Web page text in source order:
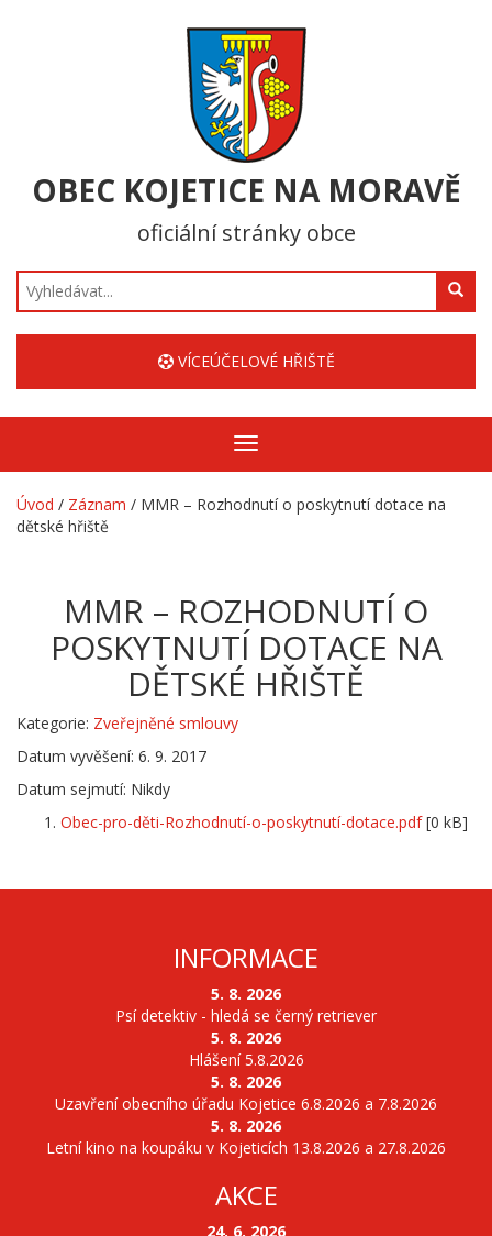
OBEC KOJETICE NA MORAVĚ
oficiální stránky obce
Hledat
VÍCEÚČELOVÉ HŘIŠTĚ
Zobrazit/skrýt
navigaci
Úvod / Záznam / MMR – Rozhodnutí o poskytnutí dotace na
dětské hřiště
MMR – ROZHODNUTÍ O
POSKYTNUTÍ DOTACE NA
DĚTSKÉ HŘIŠTĚ
Kategorie: Zveřejněné smlouvy
Datum vyvěšení: 6. 9. 2017
Datum sejmutí: Nikdy
Obec-pro-děti-Rozhodnutí-o-poskytnutí-dotace.pdf[0 kB]
INFORMACE
5. 8. 2026
Psí detektiv - hledá se černý retriever
5. 8. 2026
Hlášení 5.8.2026
5. 8. 2026
Uzavření obecního úřadu Kojetice 6.8.2026 a 7.8.2026
5. 8. 2026
Letní kino na koupáku v Kojeticích 13.8.2026 a 27.8.2026
AKCE
24. 6. 2026